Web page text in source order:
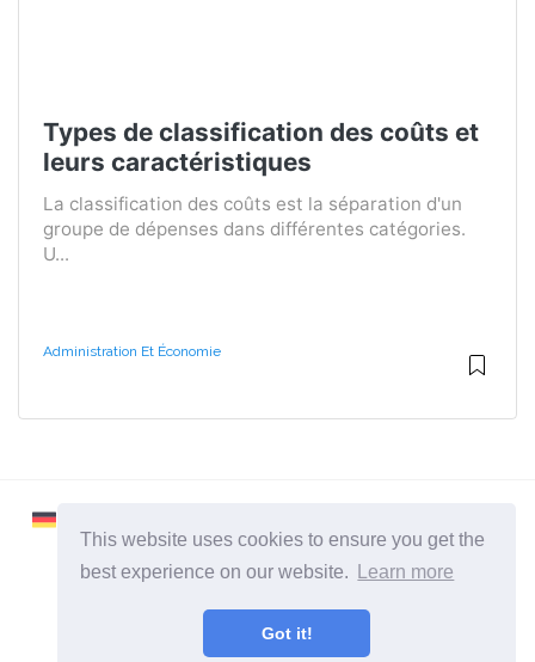
This website uses cookies to ensure you get the
best experience on our website.
Learn more
Got it!
Types de classification des coûts et
leurs caractéristiques
La classification des coûts est la séparation d'un
groupe de dépenses dans différentes catégories.
U...
Administration Et Économie
2026 ©Learnaboutworld
Toutes catégories